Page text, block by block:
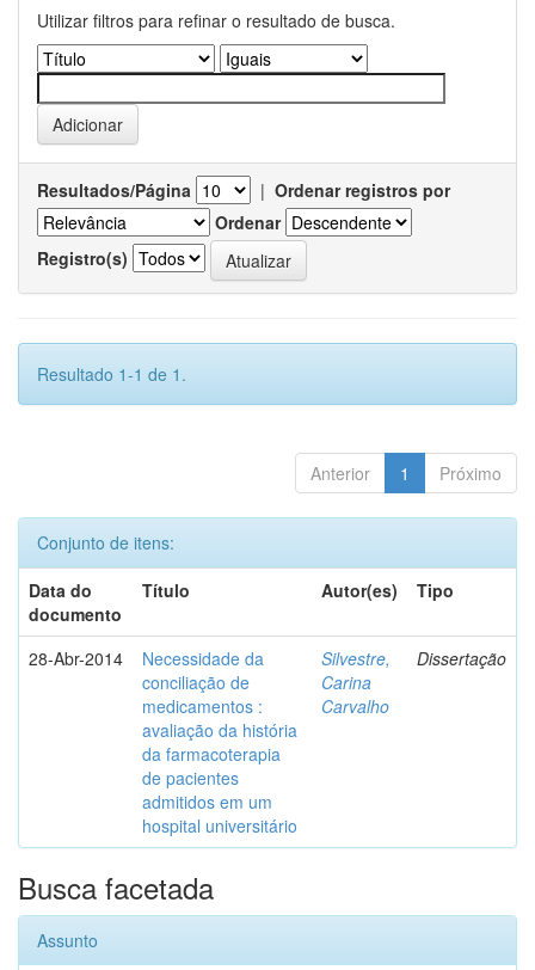
Utilizar filtros para refinar o resultado de busca.
Resultados/Página | Ordenar registros por
Ordenar
Registro(s)
Resultado 1-1 de 1.
Anterior 1 Próximo
Conjunto de itens:
Data do
documento
Título Autor(es) Tipo
28-Abr-2014
Necessidade da
conciliação de
medicamentos :
avaliação da história
da farmacoterapia
de pacientes
admitidos em um
hospital universitário
Silvestre,
Carina
Carvalho
Dissertação
Busca facetada
Assunto